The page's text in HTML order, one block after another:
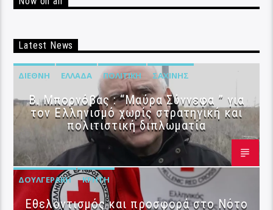
Latest News
ΔΙΕΘΝΉ ΕΛΛΆΔΑ ΠΟΛΙΤΙΚΉ ΣΑΧΊΝΗΣ
B. Μπορνόβας : “Μαύρα Σύννεφα ” για
τον Ελληνισμό χωρίς στρατηγική και
πολιτιστική διπλωματία
ΔΟΥΛΓΕΡΆΚΗ ΚΡΉΤΗ
Εθελοντισμός και προσφορά στο Νότο